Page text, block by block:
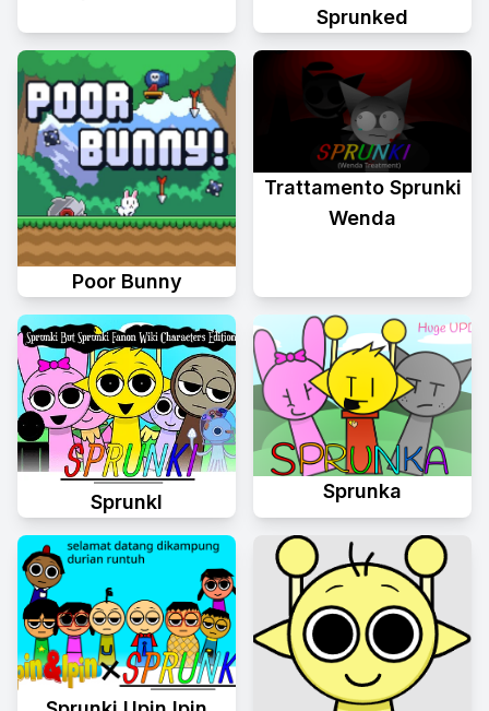
Sprunked
Poor Bunny
Trattamento Sprunki
Wenda
Sprunkl
Sprunka